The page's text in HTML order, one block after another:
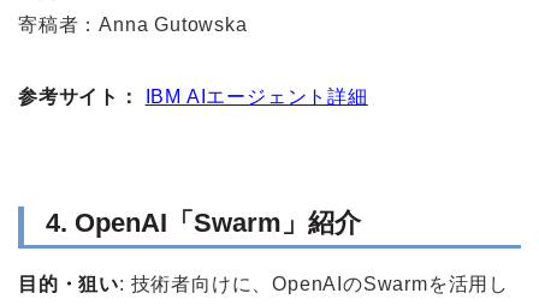
寄稿者：Anna Gutowska
参考サイト： IBM AIエージェント詳細
4. OpenAI「Swarm」紹介
目的・狙い: 技術者向けに、OpenAIのSwarmを活用し